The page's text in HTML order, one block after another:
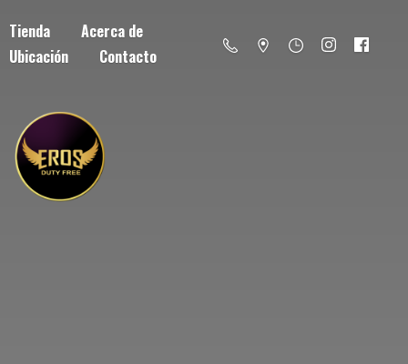
Tienda
Acerca de
Ubicación
Contacto